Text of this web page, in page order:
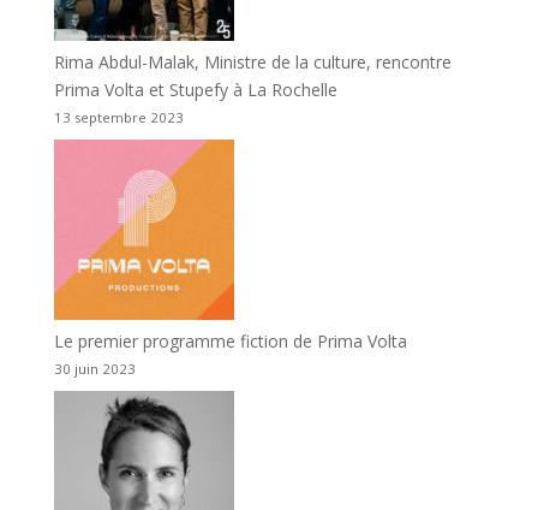
Rima Abdul-Malak, Ministre de la culture, rencontre
Prima Volta et Stupefy à La Rochelle
13 septembre 2023
Le premier programme fiction de Prima Volta
30 juin 2023